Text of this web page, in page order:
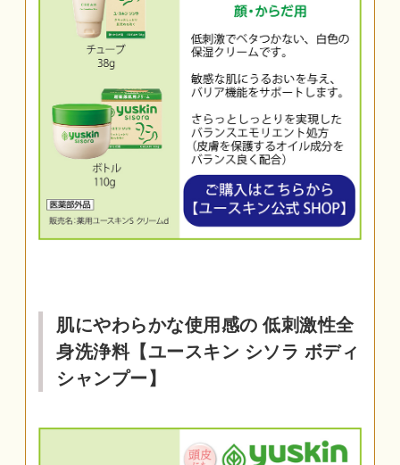
肌にやわらかな使用感の 低刺激性全
身洗浄料【ユースキン シソラ ボディ
シャンプー】